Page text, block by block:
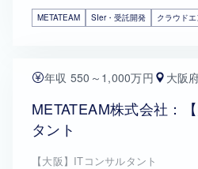
METATEAM SIer・受託開発 クラウド
年収 550～1,000万円 大阪
METATEAM株式会社：
タント
【大阪】ITコンサルタント